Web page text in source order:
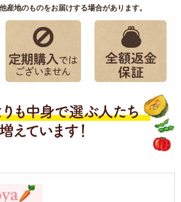
ートグラニュー
スパウダー(デキ
ストリン、チキ
ンエキス、食
塩)、酵母エキス
(天然由来)、マッ
シュポテトパウ
ダー、馬鈴薯澱
粉、オニオンパ
ウダー、人参パ
ウダー、揚げに
んにく(にんに
く、米油)、コシ
産地のものをお届けする場合があります。